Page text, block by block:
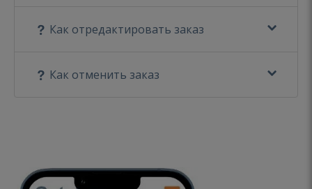
Как отредактировать заказ
Как отменить заказ